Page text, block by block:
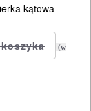
kątowa
(w